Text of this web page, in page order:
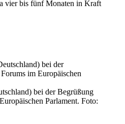
vier bis fünf Monaten in Kraft
bei der Begrüßung
Parlament. Foto: